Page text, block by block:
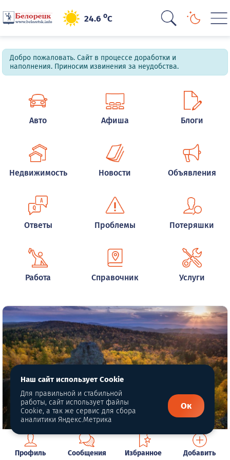
24.6oC
Добро пожаловать. Сайт в процессе доработки и
наполнения. Приносим извинения за неудобства.
Авто Афиша Блоги
Недвижимость Новости Объявления
Ответы Проблемы Потеряшки
Работа Справочник Услуги
Кульсугадыташ (Синие скалы)
Профиль Сообщения Избранное Добавить
Наш сайт использует Cookie
Для правильной и стабильной
работы, сайт использует файлы
Cookie, а так же сервис для сбора
аналитики Яндекс.Метрика
Ок